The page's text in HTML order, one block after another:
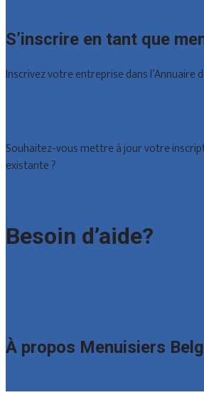
S’inscrire en tant que
Inscrivez votre entreprise dans l’Annuaire
Souhaitez-vous mettre à jour votre
existante ?
Besoin d’aide?
À propos Menuisiers